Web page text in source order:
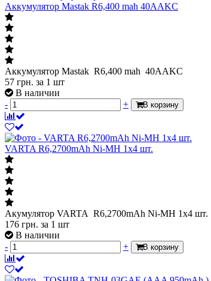
Аккумулятор Mastak R6,400 mah 40AAKC
Аккумулятор Mastak R6,400 mah 40AAKC
57 грн. за 1 шт
В наличии
-
+ В корзину
VARTA R6,2700mAh Ni-MH 1х4 шт.
Акумулятор VARTA R6,2700mAh Ni-MH 1х4 шт.
176 грн. за 1 шт
В наличии
-
+ В корзину